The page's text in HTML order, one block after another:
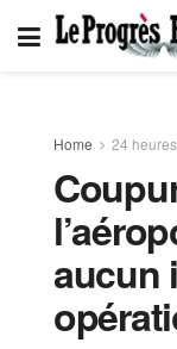
Home 24
aucun